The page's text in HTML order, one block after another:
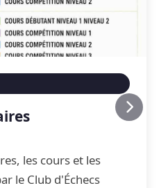
les cours et les
le Club d'Échecs